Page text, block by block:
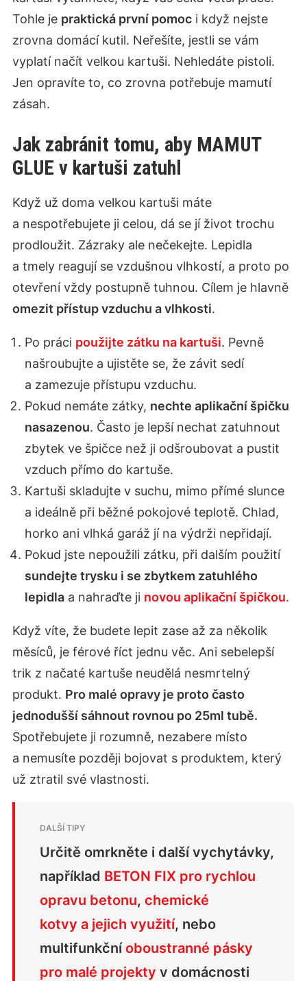
Tohle je praktická první pomoc i když nejste
zrovna domácí kutil. Neřešíte, jestli se vám
vyplatí načít velkou kartuši. Nehledáte pistoli.
Jen opravíte to, co zrovna potřebuje mamutí
zásah.
Jak zabránit tomu, aby MAMUT
GLUE v kartuši zatuhl
Když už doma velkou kartuši máte
a nespotřebujete ji celou, dá se jí život trochu
prodloužit. Zázraky ale nečekejte. Lepidla
a tmely reagují se vzdušnou vlhkostí, a proto po
otevření vždy postupně tuhnou. Cílem je hlavně
omezit přístup vzduchu a vlhkosti.
Po práci použijte zátku na kartuši. Pevně
našroubujte a ujistěte se, že závit sedí
a zamezuje přístupu vzduchu.
Pokud nemáte zátky, nechte aplikační špičku
nasazenou. Často je lepší nechat zatuhnout
zbytek ve špičce než ji odšroubovat a pustit
vzduch přímo do kartuše.
Kartuši skladujte v suchu, mimo přímé slunce
a ideálně při běžné pokojové teplotě. Chlad,
horko ani vlhká garáž jí na výdrži nepřidají.
Pokud jste nepoužili zátku, při dalším použití
sundejte trysku i se zbytkem zatuhlého
lepidla a nahraďte ji novou aplikační špičkou.
Když víte, že budete lepit zase až za několik
měsíců, je férové říct jednu věc. Ani sebelepší
trik z načaté kartuše neudělá nesmrtelný
produkt. Pro malé opravy je proto často
jednodušší sáhnout rovnou po 25ml tubě.
Spotřebujete ji rozumně, nezabere místo
a nemusíte později bojovat s produktem, který
už ztratil své vlastnosti.
Určitě omrkněte i další vychytávky,
například BETON FIX pro rychlou
opravu betonu, chemické
kotvy a jejich využití, nebo
multifunkčníoboustranné pásky
pro malé projekty v domácnosti